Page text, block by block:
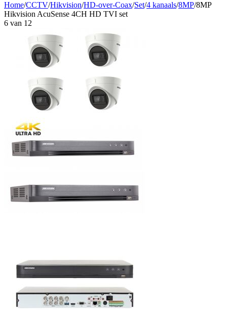
Home/CCTV/Hikvision/HD-over-Coax/Set/4 kanaals/8MP/8MP
Hikvision AcuSense 4CH HD TVI set
6 van 12